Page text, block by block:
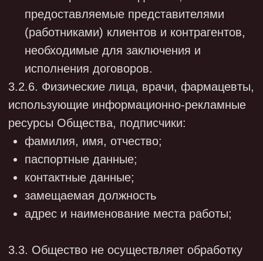
числе с помощью средств вычислительной
техники.
4.7.1. Сбор, запись, систематизация,
накопление и уточнение (обновление,
изменение) персональных данных в
- получения оригиналов документов либо их
копий;
- копирования оригиналов документов;
- внесения сведений в учетные формы на
бумажных и электронных носителях;
- создания документов, содержащих
электронных носителях;
- внесения персональных данных в
данных.
информационные системы: